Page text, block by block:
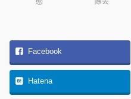
Facebook
Hatena